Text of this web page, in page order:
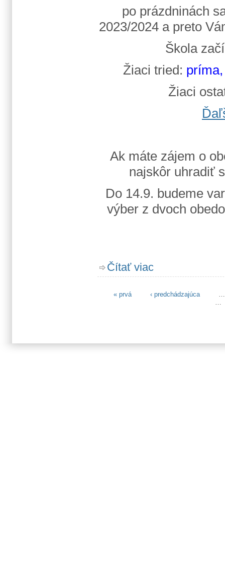
po prázdninách
2023/2024 a preto
Škola
Žiaci tried:
Žiaci
Ak máte zájem o
najskôr uhradiť
Do 14.9. budeme
výber z dvoch
Čítať viac
Stránky
« prvá ‹ predchádzajúca